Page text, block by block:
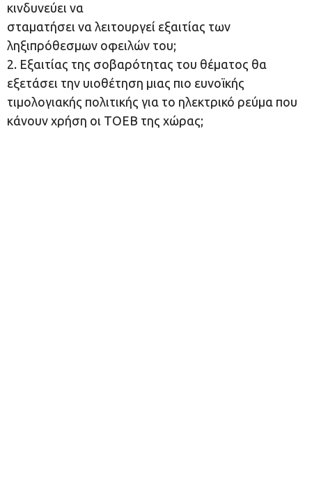
κινδυνεύει να
σταματήσει να λειτουργεί εξαιτίας των
ληξιπρόθεσμων οφειλών του;
2. Εξαιτίας της σοβαρότητας του θέματος θα
εξετάσει την υιοθέτηση μιας πιο ευνοϊκής
τιμολογιακής πολιτικής για το ηλεκτρικό ρεύμα που
κάνουν χρήση οι ΤΟΕΒ της χώρας;